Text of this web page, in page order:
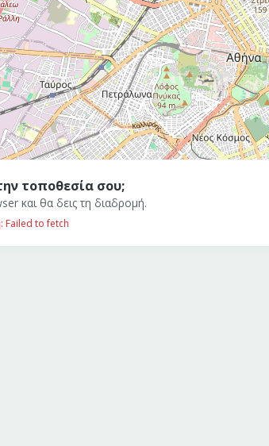
τοποθεσία σου;
και θα δεις τη διαδρομή.
Failed to fetch